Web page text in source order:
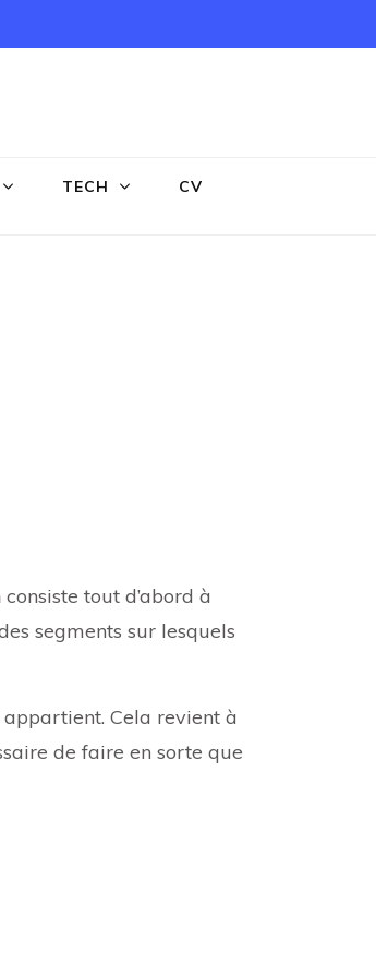
TECH
CV
consiste tout d’abord à
segments sur lesquels
Cela revient à
de faire en sorte que